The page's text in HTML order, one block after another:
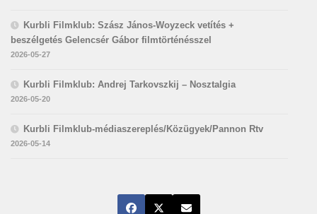
Kurbli Filmklub: Szász János-Woyzeck vetítés +
beszélgetés Gelencsér Gábor filmtörténésszel
2026-05-27
Kurbli Filmklub: Andrej Tarkovszkij – Nosztalgia
2026-05-20
Kurbli Filmklub-médiaszereplés/Közügyek/Pannon Rtv
2026-05-14